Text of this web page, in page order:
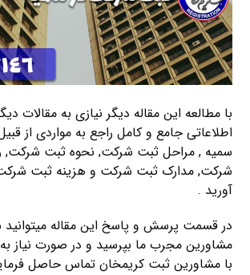
با مطالعه این مقاله دیگر نیازی به مقالات
اطلاعاتی جامع و کامل راجع به مواردی از
سمیه , مراحل ثبت شرکت, نحوه ثبت شرکت,
شرکت, مدارک ثبت شرکت و هزینه ثبت
آورید .
در قسمت پرسش و پاسخ این مقاله میتوانید
مشاورین مجرب ما بپرسید و در صورت نیاز به
با مشاورین ثبت کریمخان تماس حاصل